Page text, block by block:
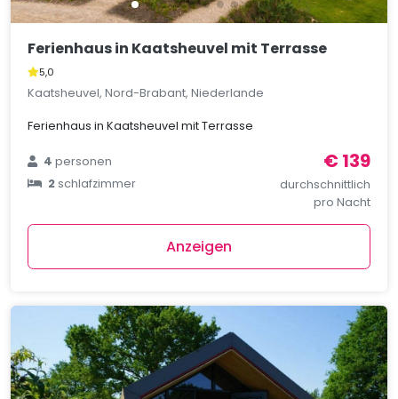
Ferienhaus in Kaatsheuvel mit Terrasse
5,0
Kaatsheuvel, Nord-Brabant, Niederlande
Ferienhaus in Kaatsheuvel mit Terrasse
4personen
2schlafzimmer
€ 139
durchschnittlich
pro Nacht
Anzeigen